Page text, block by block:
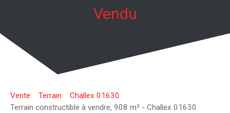
Vendu
Vente Terrain
Challex 01630
Terrain constructible à vendre, 908 m² - Challex 01630